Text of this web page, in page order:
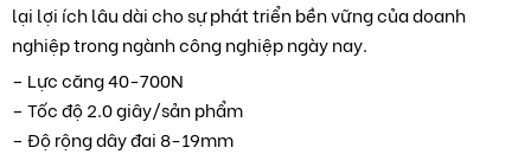
lại lợi ích lâu dài cho sự phát triển bền vững của doanh
nghiệp trong ngành công nghiệp ngày nay.
– Lực căng 40-700N
– Tốc độ 2.0 giây/sản phẩm
– Độ rộng dây đai 8-19mm